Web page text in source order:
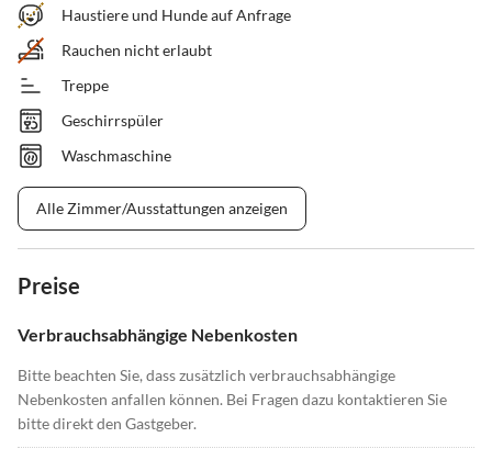
Haustiere und Hunde auf Anfrage
Rauchen nicht erlaubt
Treppe
Geschirrspüler
Waschmaschine
Alle Zimmer/Ausstattungen anzeigen
Preise
Verbrauchsabhängige Nebenkosten
Bitte beachten Sie, dass zusätzlich verbrauchsabhängige
Nebenkosten anfallen können. Bei Fragen dazu kontaktieren Sie
bitte direkt den Gastgeber.